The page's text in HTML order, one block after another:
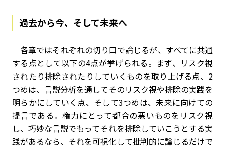
過去から今、そして未来へ
各章ではそれぞれの切り口で論じるが、すべてに共通
する点として以下の4点が挙げられる。まず、リスク視
されたり排除されたりしていくものを取り上げる点、2
つめは、言説分析を通してそのリスク視や排除の実践を
明らかにしていく点、そして3つめは、未来に向けての
提言である。権力にとって都合の悪いものをリスク視
し、巧妙な言説でもってそれを排除していこうとする実
践があるなら、それを可視化して批判的に論じるだけで